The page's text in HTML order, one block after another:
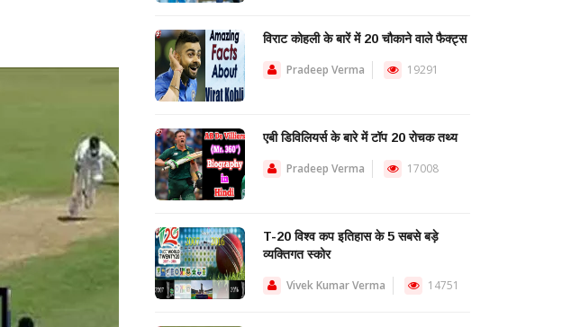
विराट कोहली के बारें में 20 चौकाने वाले फैक्ट्स
Pradeep Verma 19291
एबी डिविलियर्स के बारे में टॉप 20 रोचक तथ्य
Pradeep Verma 17008
T-20 विश्व कप इतिहास के 5 सबसे बड़े
व्यक्तिगत स्कोर
Vivek Kumar Verma 14751